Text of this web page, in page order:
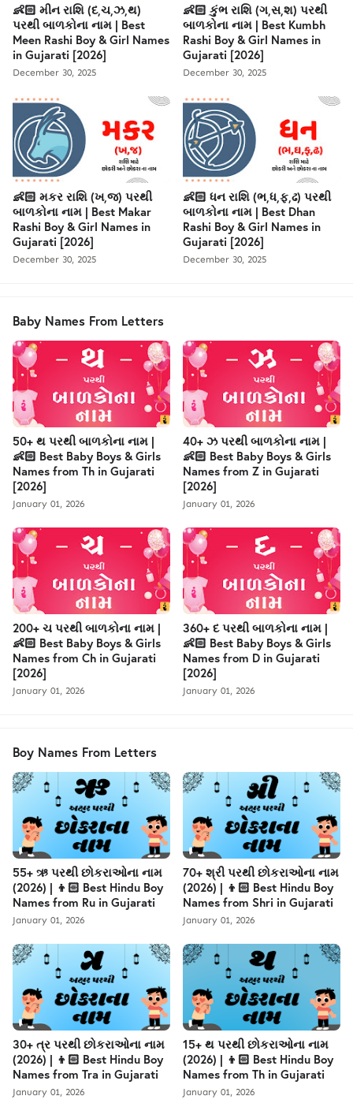
👶🏻 મીન રાશિ (દ,ચ,ઝ,થ)
પરથી બાળકોના નામ | Best
Meen Rashi Boy & Girl Names
in Gujarati [2026]
December 30, 2025
👶🏻 કુંભ રાશિ (ગ,સ,શ) પરથી
બાળકોના નામ | Best Kumbh
Rashi Boy & Girl Names in
Gujarati [2026]
December 30, 2025
👶🏻 મકર રાશિ (ખ,જ) પરથી
બાળકોના નામ | Best Makar
Rashi Boy & Girl Names in
Gujarati [2026]
December 30, 2025
👶🏻 ધન રાશિ (ભ,ધ,ફ,ઢ) પરથી
બાળકોના નામ | Best Dhan
Rashi Boy & Girl Names in
Gujarati [2026]
December 30, 2025
Baby Names From Letters
50+ થ પરથી બાળકોના નામ |
👶🏻 Best Baby Boys & Girls
Names from Th in Gujarati
[2026]
January 01, 2026
40+ ઝ પરથી બાળકોના નામ |
👶🏻 Best Baby Boys & Girls
Names from Z in Gujarati
[2026]
January 01, 2026
200+ ચ પરથી બાળકોના નામ |
👶🏻 Best Baby Boys & Girls
Names from Ch in Gujarati
[2026]
January 01, 2026
360+ દ પરથી બાળકોના નામ |
👶🏻 Best Baby Boys & Girls
Names from D in Gujarati
[2026]
January 01, 2026
Boy Names From Letters
55+ ઋ પરથી છોકરાઓના નામ
(2026) | 👦🏻 Best Hindu Boy
Names from Ru in Gujarati
January 01, 2026
70+ શ્રી પરથી છોકરાઓના નામ
(2026) | 👦🏻 Best Hindu Boy
Names from Shri in Gujarati
January 01, 2026
30+ ત્ર પરથી છોકરાઓના નામ
(2026) | 👦🏻 Best Hindu Boy
Names from Tra in Gujarati
January 01, 2026
15+ થ પરથી છોકરાઓના નામ
(2026) | 👦🏻 Best Hindu Boy
Names from Th in Gujarati
January 01, 2026